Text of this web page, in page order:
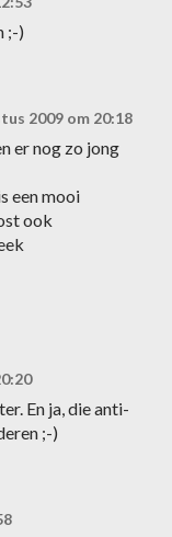
;-)
2009 om 20:18
er nog zo jong
een mooi
ook
En ja, die anti-
;-)